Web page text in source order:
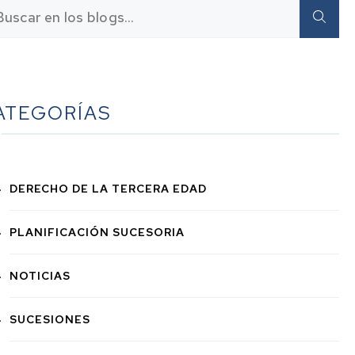
DERECHO DE LA TERCERA EDAD
PLANIFICACIÓN SUCESORIA
NOTICIAS
SUCESIONES